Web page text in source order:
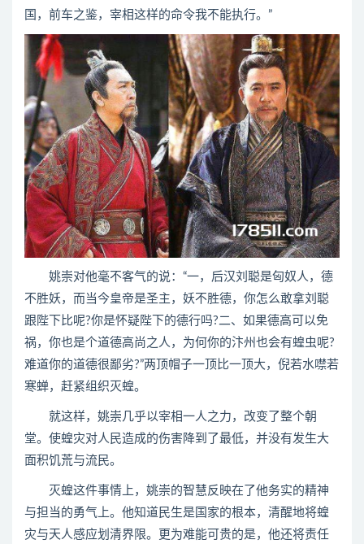
国，前车之鉴，宰相这样的命令我不能执行。”
姚崇对他毫不客气的说：“一，后汉刘聪是匈奴人，德
不胜妖，而当今皇帝是圣主，妖不胜德，你怎么敢拿刘聪
跟陛下比呢?你是怀疑陛下的德行吗?二、如果德高可以免
祸，你也是个道德高尚之人，为何你的汴州也会有蝗虫呢?
难道你的道德很鄙劣?”两顶帽子一顶比一顶大，倪若水噤若
寒蝉，赶紧组织灭蝗。
就这样，姚崇几乎以宰相一人之力，改变了整个朝
堂。使蝗灾对人民造成的伤害降到了最低，并没有发生大
面积饥荒与流民。
灭蝗这件事情上，姚崇的智慧反映在了他务实的精神
与担当的勇气上。他知道民生是国家的根本，清醒地将蝗
灾与天人感应划清界限。更为难能可贵的是，他还将责任